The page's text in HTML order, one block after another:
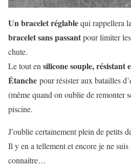
Un bracelet réglablequi rappellera
bracelet sans passantpour limiter
chute.
Le tout en silicone souple, résistant
Étanche pour résister aux batailles
(même quand on oublie de remonter
piscine.
J’oublie certainement plein de petits
Il y en a tellement et encore je ne suis
connaître…